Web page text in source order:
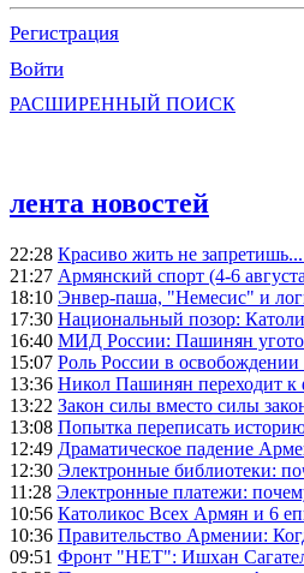
Регистрация
Войти
РАСШИРЕННЫЙ ПОИСК
лента новостей
22:28 Красиво жить не
21:27 Армянский спорт (4-6
18:10 Энвер-паша, "Немесис" и
17:30 Национальный позор:
16:40 МИД России: Пашинян
15:07 Роль России в
13:36 Никол Пашинян переходит к
13:22 Закон силы вместо силы
13:08 Попытка переписать
12:49 Драматическое падение
12:30 Электронные библиотеки:
11:28 Электронные платежи:
10:56 Католикос Всех Армян и 6
10:36 Правительство Армении:
09:51 Фронт "НЕТ": Ишхан